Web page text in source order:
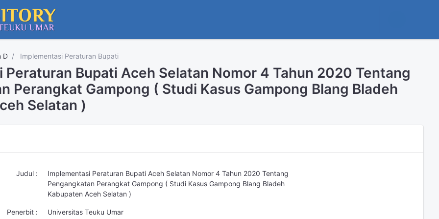
D Implementasi Peraturan Bupati
Peraturan Bupati Aceh Selatan Nomor 4 Tahun 2020 Tentang
Perangkat Gampong ( Studi Kasus Gampong Blang Bladeh
Selatan )
Judul :
Implementasi Peraturan Bupati Aceh Selatan Nomor 4 Tahun 2020 Tentang
Pengangkatan Perangkat Gampong ( Studi Kasus Gampong Blang Bladeh
Kabupaten Aceh Selatan )
Penerbit : Universitas Teuku Umar